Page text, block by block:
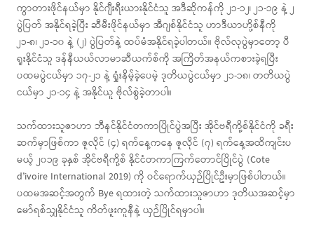
ကွာတားဖိုင်နယ်မှာ နိုင်ဂျီးရီးယားနိုင်ငံသူ အဒီဆိုကန်ကို ၂၁-၁၂၊ ၂၁-၁၉ နဲ့ ၂
ပွဲပြတ် အနိုင်ရခဲ့ပြီး ဆီမီးဖိုင်နယ်မှာ အီဂျစ်နိုင်ငံသူ ဟာဒီယာဟို့စ်နီကို
၂၁-၈၊ ၂၁-၁၀ နဲ့ (၂) ပွဲပြတ်နဲ့ ထပ်မံအနိုင်ရခဲ့ပါတယ်။ ဗိုလ်လုပွဲမှာတော့ ပီ
ရူးနိုင်ငံသူ ဒန်နီယယ်လာမာဆီယက်စ်ကို အကြိတ်အနယ်ကစားခဲ့ရပြီး
ပထမပွဲငယ်မှာ ၁၇-၂၁ နဲ့ ရှုံးနိမ့်ခဲ့ပေမဲ့ ဒုတိယပွဲငယ်မှာ ၂၁-၁၈၊ တတိယပွဲ
ငယ်မှာ ၂၁-၁၄ နဲ့ အနိုင်ယူ ဗိုလ်စွဲခဲ့တာပါ။
သက်ထားသူဇာဟာ ဘီနင်နိုင်ငံတကာပြိုင်ပွဲအပြီး အိုင်ဗရီကို့စ်နိုင်ငံကို ခရီး
ဆက်မှာဖြစ်ကာ ဇူလိုင် (၄) ရက်နေ့ကနေ ဇူလိုင် (၇) ရက်နေ့အထိကျင်းပ
မယ့် ၂၀၁၉ ခုနှစ် အိုင်ဗရီကို့စ် နိုင်ငံတကာကြက်တောင်ပြိုင်ပွဲ (Cote
d’ivoire International 2019) ကို ဝင်ရောက်ယှဉ်ပြိုင်ဦးမှာဖြစ်ပါတယ်။
ပထမအဆင့်အတွက် Bye ရထားတဲ့ သက်ထားသူဇာဟာ ဒုတိယအဆင့်မှာ
မော်ရစ်သျှနိုင်ငံသူ ကိတ်ဖူးကူနီနဲ့ ယှဉ်ပြိုင်ရမှာပါ။